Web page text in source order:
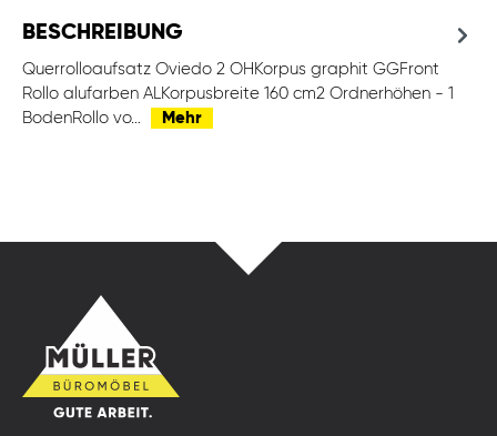
BESCHREIBUNG
Querrolloaufsatz Oviedo 2 OHKorpus graphit GGFront
Rollo alufarben ALKorpusbreite 160 cm2 Ordnerhöhen - 1
BodenRollo vo…
Mehr